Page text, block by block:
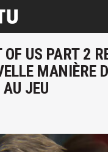
US PART 2
MANIÈRE
JEU